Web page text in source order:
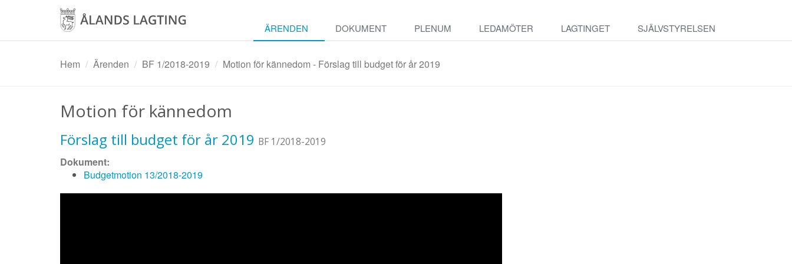
ÄRENDEN DOKUMENT PLENUM LEDAMÖTER LAGTINGET SJÄLVSTYRELSEN
Hem Ärenden BF 1/2018-2019 Motion för kännedom - Förslag till budget för år 2019
Motion för kännedom
Förslag till budget för år 2019 BF 1/2018-2019
Dokument:
Budgetmotion 13/2018-2019